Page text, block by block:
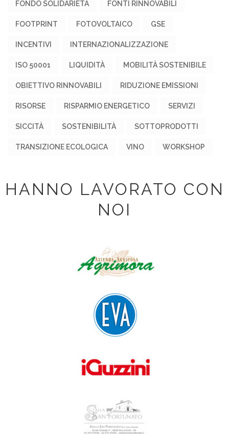
FONDO SOLIDARIETÀ FONTI RINNOVABILI
FOOTPRINT FOTOVOLTAICO GSE
INCENTIVI INTERNAZIONALIZZAZIONE
ISO 50001 LIQUIDITÀ MOBILITÀ SOSTENIBILE
OBIETTIVO RINNOVABILI RIDUZIONE EMISSIONI
RISORSE RISPARMIO ENERGETICO SERVIZI
SICCITÀ SOSTENIBILITÀ SOTTOPRODOTTI
TRANSIZIONE ECOLOGICA VINO WORKSHOP
HANNO LAVORATO CON
NOI